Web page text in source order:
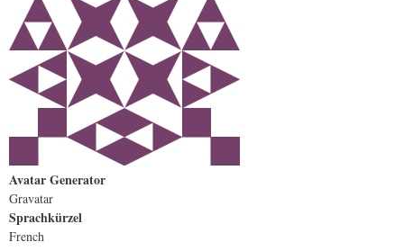
Avatar Generator
Gravatar
Sprachkürzel
French